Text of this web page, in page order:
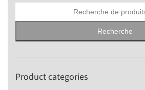
Recherche
Product categories